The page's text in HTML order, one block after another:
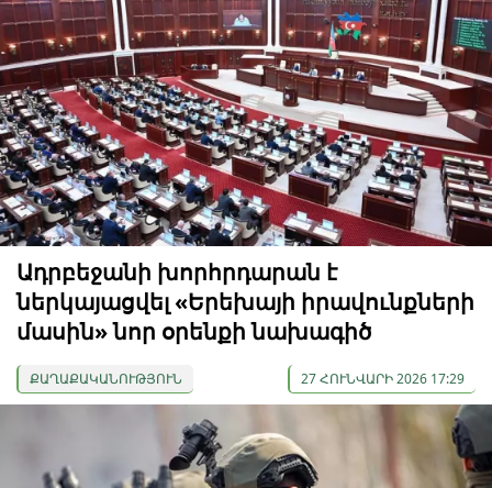
Ադրբեջանի խորհրդարան է
ներկայացվել «Երեխայի իրավունքների
մասին» նոր օրենքի նախագիծ
ՔԱՂԱՔԱԿԱՆՈՒԹՅՈՒՆ 27 ՀՈՒՆՎԱՐԻ 2026 17:29